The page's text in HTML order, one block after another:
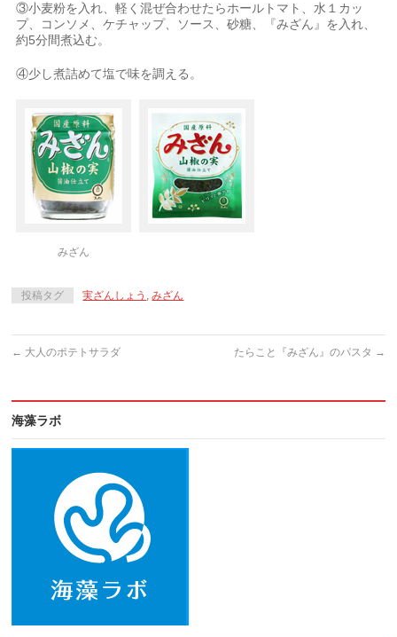
③小麦粉を入れ、軽く混ぜ合わせたらホールトマト、水１カッ
プ、コンソメ、ケチャップ、ソース、砂糖、『みざん』を入れ、
約5分間煮込む。
④少し煮詰めて塩で味を調える。
みざん
投稿タグ 実ざんしょう ,みざん
← 大人のポテトサラダ たらこと『みざん』のパスタ →
海藻ラボ